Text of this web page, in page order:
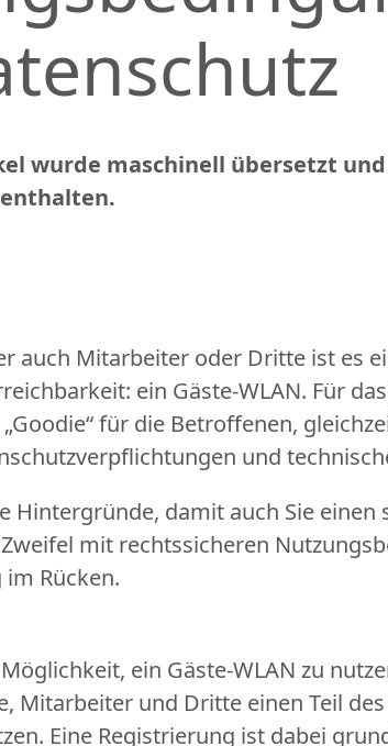
wurde maschinell übersetzt
auch Mitarbeiter oder Dritte ist es
ein Gäste-WLAN. Für
für die Betroffenen,
und
Hintergründe, damit auch Sie einen
mit rechtssicheren
Rücken.
ein Gäste-WLAN zu
Mitarbeiter und Dritte einen Teil
Eine Registrierung ist dabei